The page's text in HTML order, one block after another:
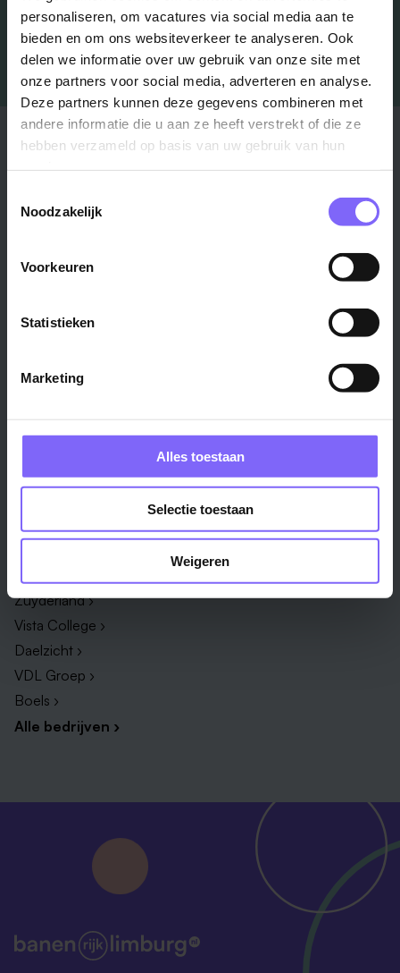
personaliseren, om vacatures via social media aan te
bieden en om ons websiteverkeer te analyseren. Ook
delen we informatie over uw gebruik van onze site met
onze partners voor social media, adverteren en analyse.
Deze partners kunnen deze gegevens combineren met
andere informatie die u aan ze heeft verstrekt of die ze
hebben verzameld op basis van uw gebruik van hun
Noodzakelijk
Voorkeuren
Statistieken
Marketing
Alles toestaan
Selectie toestaan
Weigeren
Stad
Maastricht ›
Weert ›
Regio
Zuid-Limburg ›
Onderwijs ›
Zorg & welzijn ›
ICT ›
Productiemedewerker ›
Administratief medewerker ›
HR adviseur ›
Onderwijsassistent ›
Alle functies ›
Zuyderland ›
Vista College ›
Daelzicht ›
VDL Groep ›
Boels ›
Alle bedrijven ›